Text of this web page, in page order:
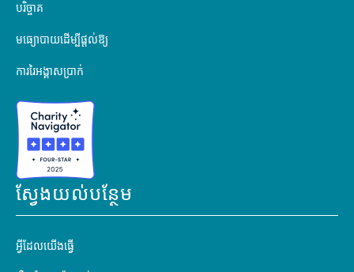
បរិច្ចាគ
មធ្យោបាយដើម្បីផ្តល់ឱ្យ
ការរៃអង្គាសប្រាក់
ស្វែងយល់បន្ថែម
អ្វីដែលយើងធ្វើ